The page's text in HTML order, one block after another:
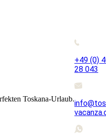
Toskana-Urlaub.
+49 (0)
28 043